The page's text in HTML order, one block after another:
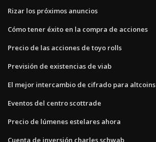
Rizar los próximos anuncios
Cómo tener éxito en la compra de acciones
Precio de las acciones de toyo rolls
Previsión de existencias de viab
El mejor intercambio de cifrado para altcoins
Eventos del centro scottrade
Precio de lúmenes estelares ahora
Cuenta de inversión charles schwab